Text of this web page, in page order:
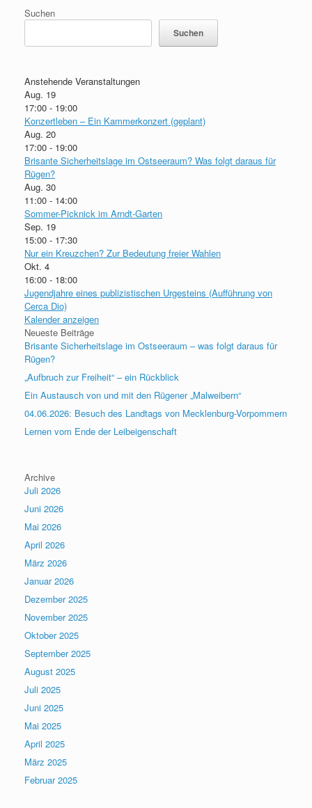
Suchen
Suchen
Anstehende Veranstaltungen
Aug. 19
17:00 - 19:00
Konzertleben – Ein Kammerkonzert (geplant)
Aug. 20
17:00 - 19:00
Brisante Sicherheitslage im Ostseeraum? Was folgt daraus für
Rügen?
Aug. 30
11:00 - 14:00
Sommer-Picknick im Arndt-Garten
Sep. 19
15:00 - 17:30
Nur ein Kreuzchen? Zur Bedeutung freier Wahlen
Okt. 4
16:00 - 18:00
Jugendjahre eines publizistischen Urgesteins (Aufführung von
Cerca Dio)
Kalender anzeigen
Neueste Beiträge
Brisante Sicherheitslage im Ostseeraum – was folgt daraus für
Rügen?
„Aufbruch zur Freiheit“ – ein Rückblick
Ein Austausch von und mit den Rügener „Malweibern“
04.06.2026: Besuch des Landtags von Mecklenburg-Vorpommern
Lernen vom Ende der Leibeigenschaft
Archive
Juli 2026
Juni 2026
Mai 2026
April 2026
März 2026
Januar 2026
Dezember 2025
November 2025
Oktober 2025
September 2025
August 2025
Juli 2025
Juni 2025
Mai 2025
April 2025
März 2025
Februar 2025